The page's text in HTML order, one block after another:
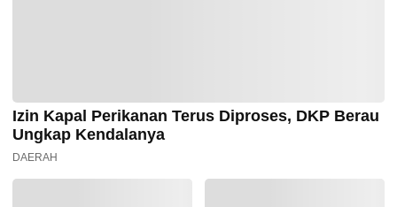
Izin Kapal Perikanan Terus Diproses, DKP Berau
Ungkap Kendalanya
DAERAH